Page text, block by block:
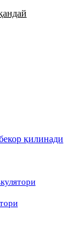
қилинади